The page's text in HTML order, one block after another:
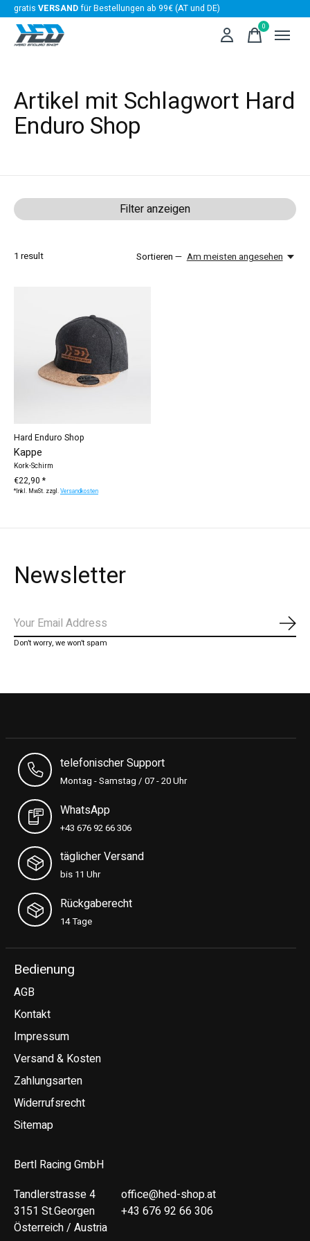
gratis VERSANDfür Bestellungen ab 99€ (AT und DE)
0items
Artikel mit Schlagwort Hard
Enduro Shop
Filter anzeigen
1 result Sortieren — Am meisten angesehen
Hard Enduro Shop
Kappe
Kork-Schirm
€22,90 *
*Inkl. MwSt. zzgl.Versandkosten
Newsletter
Don’t worry, we won’t spam
telefonischer Support
Montag - Samstag / 07 - 20 Uhr
WhatsApp
+43 676 92 66 306
täglicher Versand
bis 11 Uhr
Rückgaberecht
14 Tage
Bedienung
AGB
Kontakt
Impressum
Versand & Kosten
Zahlungsarten
Widerrufsrecht
Sitemap
Bertl Racing GmbH
Tandlerstrasse 4
3151 St.Georgen
Österreich / Austria
office@hed-shop.at
+43 676 92 66 306